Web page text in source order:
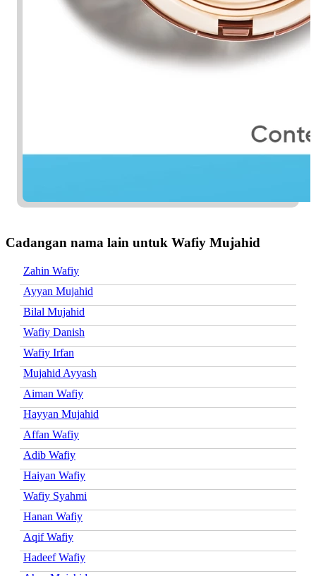
Cadangan nama lain untuk Wafiy Mujahid
Zahin Wafiy
Ayyan Mujahid
Bilal Mujahid
Wafiy Danish
Wafiy Irfan
Mujahid Ayyash
Aiman Wafiy
Hayyan Mujahid
Affan Wafiy
Adib Wafiy
Haiyan Wafiy
Wafiy Syahmi
Hanan Wafiy
Aqif Wafiy
Hadeef Wafiy